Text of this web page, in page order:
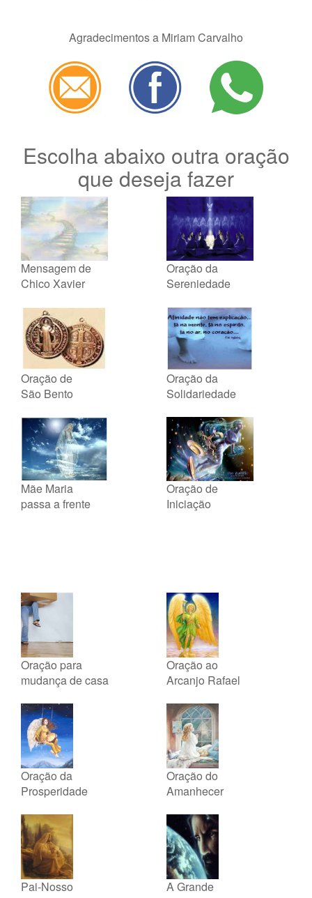
Agradecimentos a Miriam Carvalho
Escolha abaixo outra oração
que deseja fazer
Mensagem de
Chico Xavier
Oração da
Sereniedade
Oração de
São Bento
Oração da
Solidariedade
Mãe Maria
passa a frente
Oração de
Iniciação
Oração para
mudança de casa
Oração ao
Arcanjo Rafael
Oração da
Prosperidade
Oração do
Amanhecer
Pai-Nosso
A Grande